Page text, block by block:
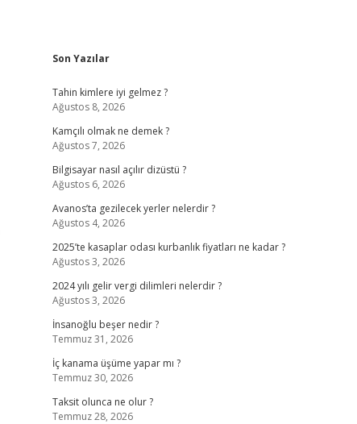
Sidebar
Son Yazılar
Tahin kimlere iyi gelmez ?
Ağustos 8, 2026
Kamçılı olmak ne demek ?
Ağustos 7, 2026
Bilgisayar nasıl açılır dizüstü ?
Ağustos 6, 2026
Avanos’ta gezilecek yerler nelerdir ?
Ağustos 4, 2026
2025’te kasaplar odası kurbanlık fiyatları ne kadar ?
Ağustos 3, 2026
2024 yılı gelir vergi dilimleri nelerdir ?
Ağustos 3, 2026
İnsanoğlu beşer nedir ?
Temmuz 31, 2026
İç kanama üşüme yapar mı ?
Temmuz 30, 2026
Taksit olunca ne olur ?
Temmuz 28, 2026